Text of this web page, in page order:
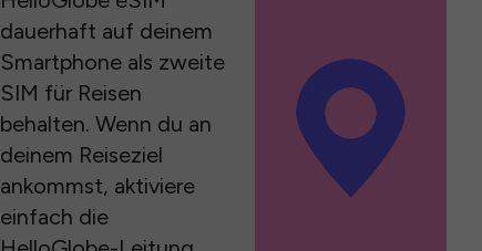
dauerhaft auf deinem
Smartphone als zweite
SIM für Reisen
behalten. Wenn du an
deinem Reiseziel
ankommst, aktiviere
einfach die